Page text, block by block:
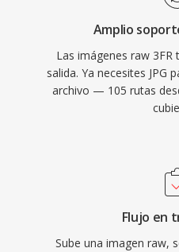
Amplio
Las imágenes raw
salida. Ya necesites JPG
archivo — 105 rutas
Flujo en
Sube una imagen raw,